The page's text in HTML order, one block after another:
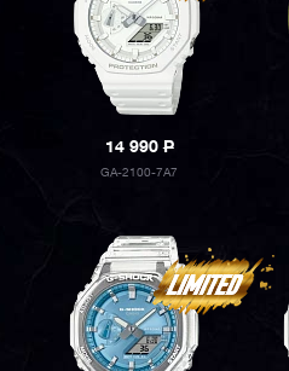
14 990P
GA-2100-7A7